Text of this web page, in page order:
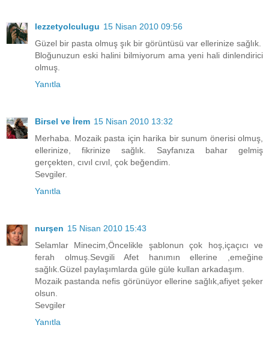
lezzetyolculugu 15 Nisan 2010 09:56
Güzel bir pasta olmuş şık bir görüntüsü var ellerinize sağlık.
Bloğunuzun eski halini bilmiyorum ama yeni hali dinlendirici
olmuş.
Yanıtla
Birsel ve İrem 15 Nisan 2010 13:32
Merhaba. Mozaik pasta için harika bir sunum önerisi olmuş,
ellerinize, fikrinize sağlık. Sayfanıza bahar gelmiş
gerçekten, cıvıl cıvıl, çok beğendim.
Sevgiler.
Yanıtla
nurşen 15 Nisan 2010 15:43
Selamlar Minecim,Öncelikle şablonun çok hoş,içaçıcı ve
ferah olmuş.Sevgili Afet hanımın ellerine ,emeğine
sağlık.Güzel paylaşımlarda güle güle kullan arkadaşım.
Mozaik pastanda nefis görünüyor ellerine sağlık,afiyet şeker
olsun.
Sevgiler
Yanıtla